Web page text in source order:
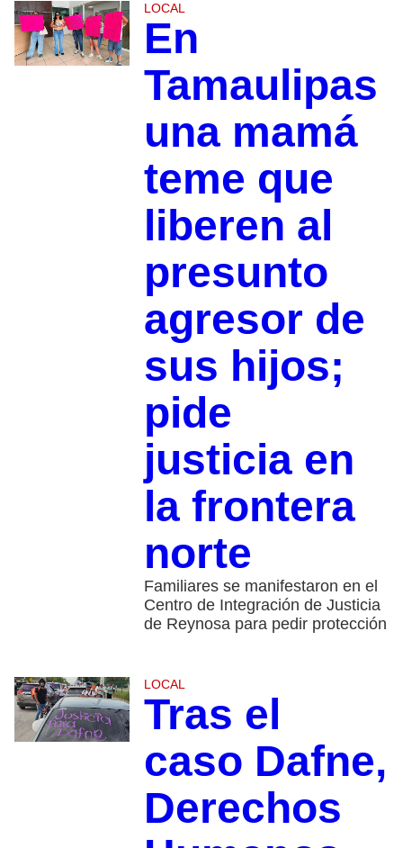
LOCAL
En
Tamaulipas
una mamá
teme que
liberen al
presunto
agresor de
sus hijos;
pide
justicia en
la frontera
norte
Familiares se manifestaron en el
Centro de Integración de Justicia
de Reynosa para pedir protección
LOCAL
Tras el
caso Dafne,
Derechos